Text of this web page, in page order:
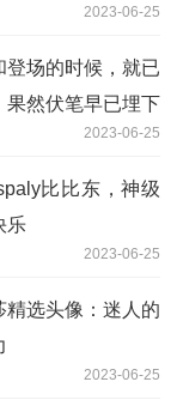
2023-06-25
场的时候，就已
果然伏笔早已埋下
2023-06-25
比比东，神级
乐
2023-06-25
选头像：迷人的
2023-06-25